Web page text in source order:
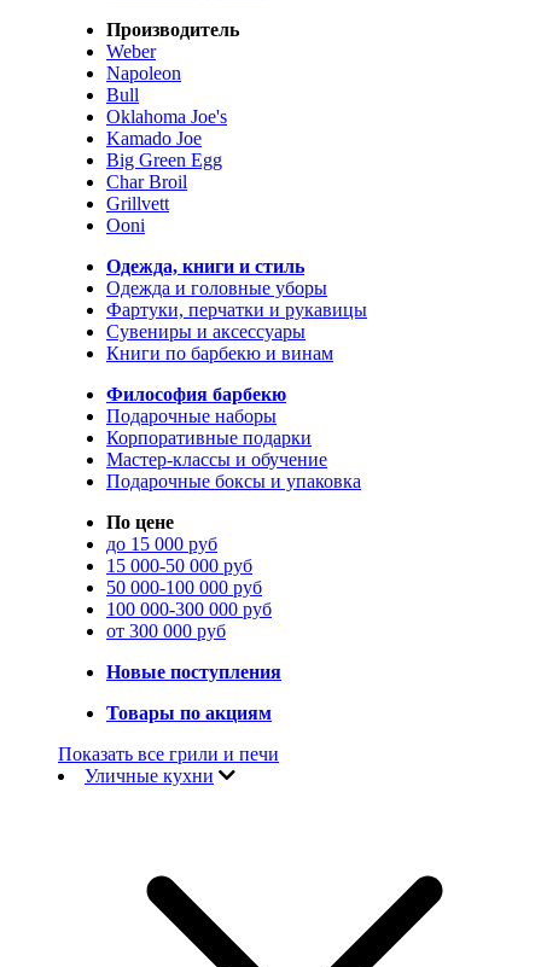
Производитель
Weber
Napoleon
Bull
Oklahoma Joe's
Kamado Joe
Big Green Egg
Char Broil
Grillvett
Ooni
Одежда, книги и стиль
Одежда и головные уборы
Фартуки, перчатки и рукавицы
Сувениры и аксессуары
Книги по барбекю и винам
Философия барбекю
Подарочные наборы
Корпоративные подарки
Мастер-классы и обучение
Подарочные боксы и упаковка
По цене
до 15 000 руб
15 000-50 000 руб
50 000-100 000 руб
100 000-300 000 руб
от 300 000 руб
Новые поступления
Товары по акциям
Показать все грили и печи
Уличные кухни